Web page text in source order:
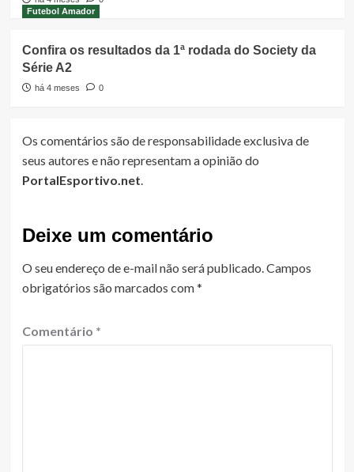
Futebol Amador
Confira os resultados da 1ª rodada do Society da
Série A2
há 4 meses 0
Os comentários são de responsabilidade exclusiva de
seus autores e não representam a opinião do
PortalEsportivo.net.
Deixe um comentário
O seu endereço de e-mail não será publicado.Campos
obrigatórios são marcados com*
Comentário *